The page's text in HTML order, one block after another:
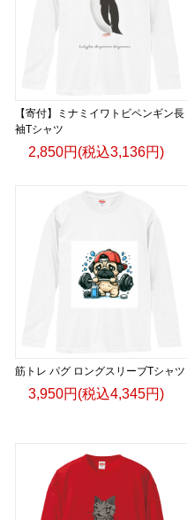
【寄付】ミナミイワトビペンギン長
袖Tシャツ
2,850円(税込3,136円)
筋トレ パグ ロングスリーブTシャツ
3,950円(税込4,345円)